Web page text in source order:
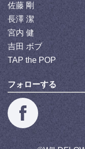
佐藤 剛
長澤 潔
宮内 健
吉田 ボブ
TAP the POP
フォローする